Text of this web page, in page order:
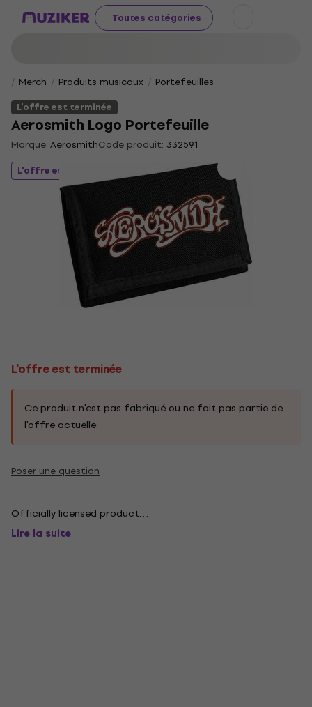
Toutes catégories
Merch Produits musicaux
Portefeuilles
L'offre est terminée
Aerosmith Logo Portefeuille
Marque:AerosmithCode produit: 332591
L'offre est terminée
L'offre est terminée
Ce produit n'est pas fabriqué ou ne fait pas partie de
l'offre actuelle.
Poser une question
Officially licensed product. . .
Lire la suite